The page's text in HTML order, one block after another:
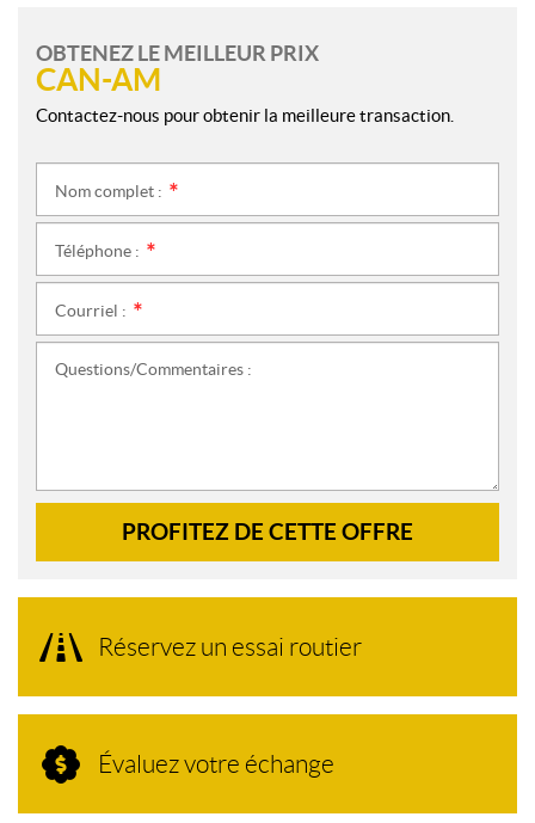
OBTENEZ LE MEILLEUR PRIX
CAN-AM
Contactez-nous pour obtenir la meilleure transaction.
Nom complet :
Téléphone :
Courriel :
Questions/Commentaires :
PROFITEZ DE CETTE OFFRE
Réservez un essai routier
Évaluez votre échange